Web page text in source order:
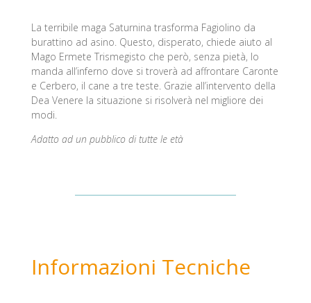
La terribile maga Saturnina trasforma Fagiolino da
burattino ad asino. Questo, disperato, chiede aiuto al
Mago Ermete Trismegisto che però, senza pietà, lo
manda all’inferno dove si troverà ad affrontare Caronte
e Cerbero, il cane a tre teste. Grazie all’intervento della
Dea Venere la situazione si risolverà nel migliore dei
modi.
Adatto ad un pubblico di tutte le età
Informazioni Tecniche